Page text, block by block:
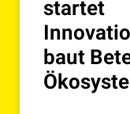
startet
baut